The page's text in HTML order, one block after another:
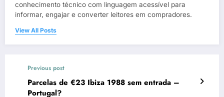
conhecimento técnico com linguagem acessível para
informar, engajar e converter leitores em compradores.
View All Posts
Previous post
Parcelas de €23 Ibiza 1988 sem entrada –
Portugal?